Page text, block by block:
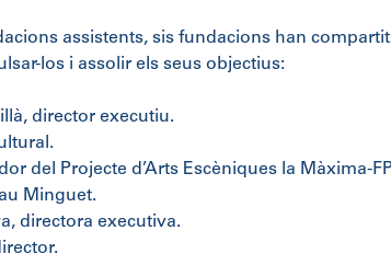
assistents, sis fundacions han compartit
los i assolir els seus objectius:
director executiu.
del Projecte d’Arts Escèniques la Màxima-
Minguet.
directora executiva.